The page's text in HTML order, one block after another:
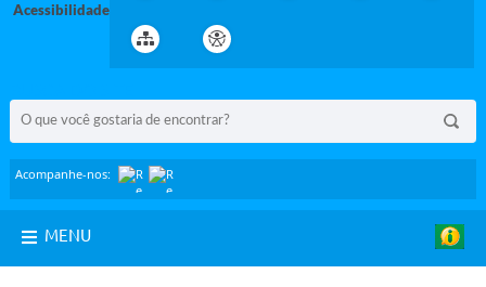
Acessibilidade
Acompanhe-nos:
MENU